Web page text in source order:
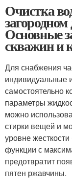
Очистка
Основные
скважин и
Для снабжения
индивидуальные
самостоятельно
параметры
можно
стирки вещей и
уровне
функции с
предотвратит
пятен ржавчины.